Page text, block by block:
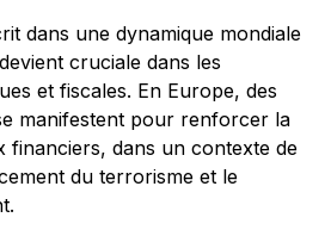
dans une dynamique mondiale
cruciale dans les
et fiscales. En Europe, des
manifestent pour renforcer la
financiers, dans un contexte de
du terrorisme et le